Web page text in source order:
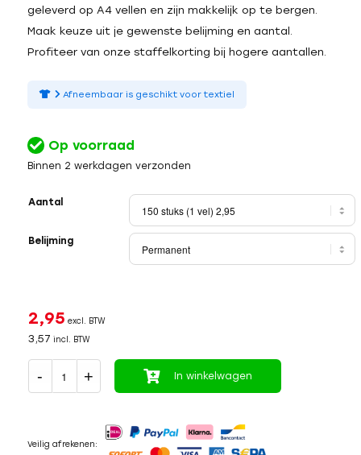
geleverd op A4 vellen en zijn makkelijk op te bergen.
Maak keuze uit je gewenste belijming en aantal.
Profiteer van onze staffelkorting bij hogere aantallen.
Afneembaar is geschikt voor textiel
Op voorraad
Binnen 2 werkdagen verzonden
Aantal
Belijming
2,95 excl. BTW
3,57 incl. BTW
In winkelwagen
Veilig afrekenen: